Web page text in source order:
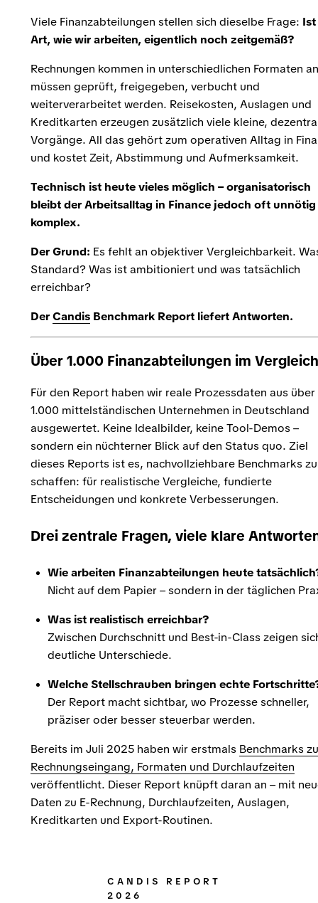
Viele Finanzabteilungen stellen sich dieselbe Frage:
Art, wie wir arbeiten, eigentlich noch zeitgemäß?
Rechnungen kommen in unterschiedlichen Formaten
müssen geprüft, freigegeben, verbucht und
weiterverarbeitet werden. Reisekosten, Auslagen und
Kreditkarten erzeugen zusätzlich viele kleine,
Vorgänge. All das gehört zum operativen Alltag in
und kostet Zeit, Abstimmung und Aufmerksamkeit.
Technisch ist heute vieles möglich – organisatorisch
bleibt der Arbeitsalltag in Finance jedoch oft unnötig
komplex.
Der Grund: Es fehlt an objektiver Vergleichbarkeit.
Standard? Was ist ambitioniert und was tatsächlich
erreichbar?
DerCandis Benchmark Report liefert Antworten.
Über 1.000 Finanzabteilungen im Vergleich
Für den Report haben wir reale Prozessdaten aus über
1.000 mittelständischen Unternehmen in Deutschland
ausgewertet. Keine Idealbilder, keine Tool-Demos –
sondern ein nüchterner Blick auf den Status quo. Ziel
dieses Reports ist es, nachvollziehbare Benchmarks zu
schaffen: für realistische Vergleiche, fundierte
Entscheidungen und konkrete Verbesserungen.
Drei zentrale Fragen, viele klare
Wie arbeiten Finanzabteilungen heute
Nicht auf dem Papier – sondern in der täglichen
Was ist realistisch erreichbar?
Zwischen Durchschnitt und Best-in-Class zeigen
deutliche Unterschiede.
Welche Stellschrauben bringen echte
Der Report macht sichtbar, wo Prozesse schneller,
präziser oder besser steuerbar werden.
Bereits im Juli 2025 haben wir erstmals Benchmarks zu
Rechnungseingang, Formaten und Durchlaufzeiten
veröffentlicht. Dieser Report knüpft daran an – mit
Daten zu E-Rechnung, Durchlaufzeiten, Auslagen,
Kreditkarten und Export-Routinen.
CANDIS REPORT
2026